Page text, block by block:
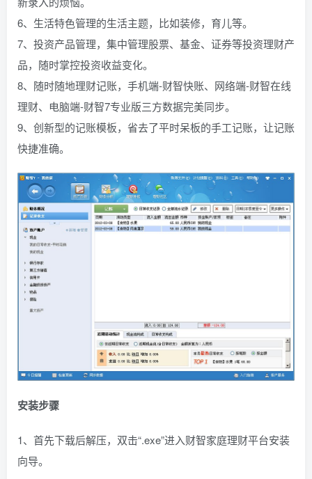
6、生活特色管理的生活主题，比如装修，育儿等。
7、投资产品管理，集中管理股票、基金、证券等投资理财产
品，随时掌控投资收益变化。
8、随时随地理财记账，手机端-财智快账、网络端-财智在线
理财、电脑端-财智7专业版三方数据完美同步。
9、创新型的记账模板，省去了平时呆板的手工记账，让记账
快捷准确。
安装步骤
1、首先下载后解压，双击“.exe”进入财智家庭理财平台安装
向导。